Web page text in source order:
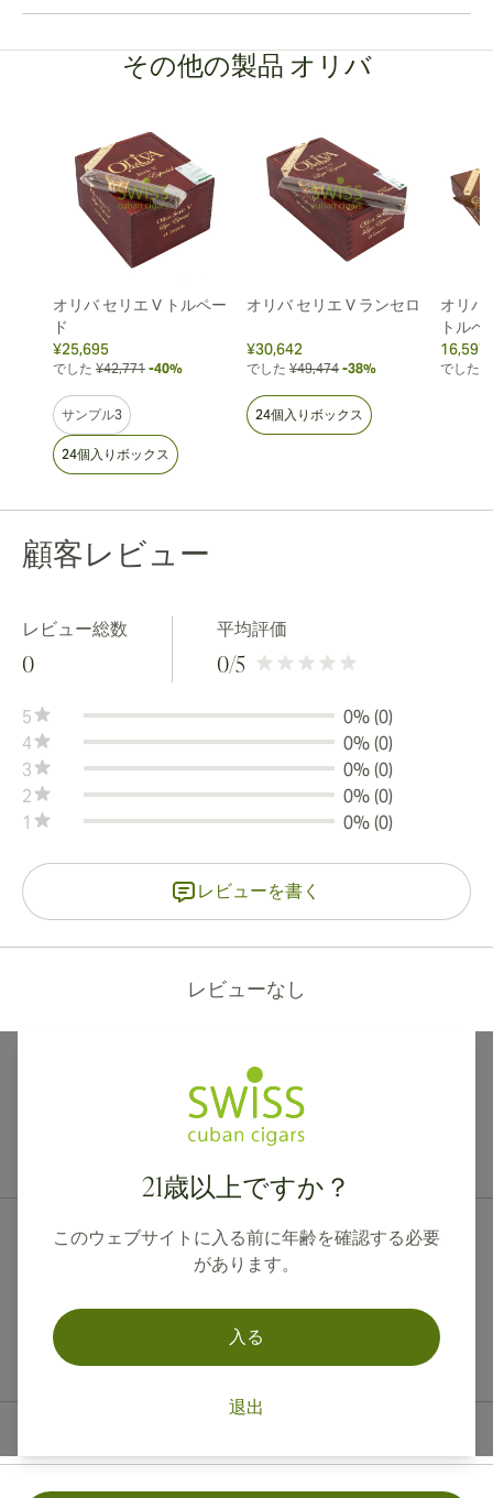
その他の製品 オリバ
オリバ セリエ V トルペー
ド
¥25,695
でした ¥42,771 -40%
サンプル3
24個入りボックス
オリバ セリエ V ランセロ
¥30,642
でした ¥49,474 -38%
24個入りボックス
オリバ
トルペ
でした
顧客レビュー
レビュー総数
0
平均評価
0/5
5
0% (0)
4
0% (0)
3
0% (0)
2
0% (0)
1
0% (0)
レビューを書く
レビューなし
21歳以上ですか？
このウェブサイトに入る前に年齢を確認する必要
があります。
入る
退出